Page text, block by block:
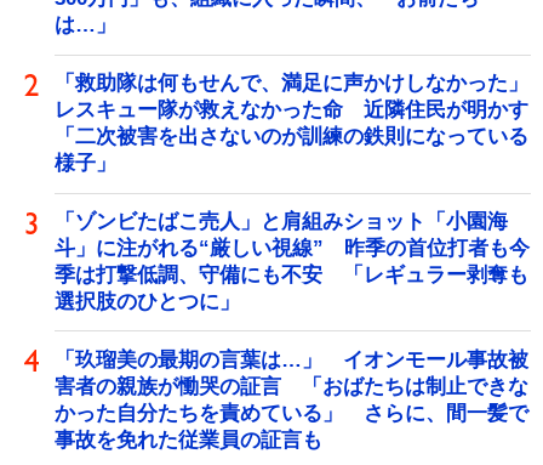
は…」
「救助隊は何もせんで、満足に声かけしなかった」
レスキュー隊が救えなかった命 近隣住民が明かす
「二次被害を出さないのが訓練の鉄則になっている
様子」
「ゾンビたばこ売人」と肩組みショット「小園海
斗」に注がれる“厳しい視線” 昨季の首位打者も今
季は打撃低調、守備にも不安 「レギュラー剥奪も
選択肢のひとつに」
「玖瑠美の最期の言葉は…」 イオンモール事故被
害者の親族が慟哭の証言 「おばたちは制止できな
かった自分たちを責めている」 さらに、間一髪で
事故を免れた従業員の証言も